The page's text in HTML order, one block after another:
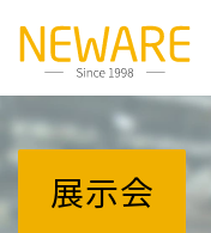
展示会